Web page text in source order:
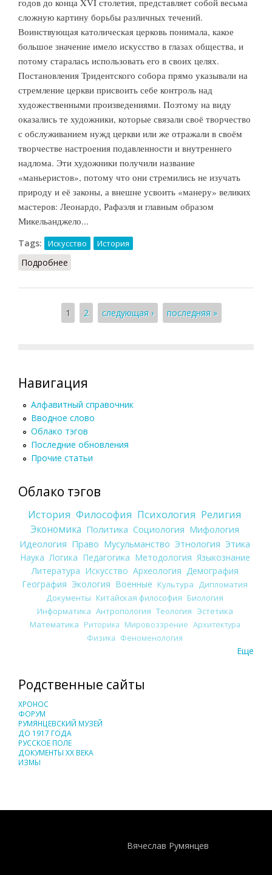
сложную картину борьбы различных течений.
Воинствующая католическая церковь понимала, какое
большое значение имело искусство в глазах общества, и
потому старалась использовать его в своих целях.
Постановления Тридентского собора прямо указывали на
стремление церкви присвоить себе контроль над
художественными произведениями. Поэтому на виду
оказались те художники, которые связали своё творчество
с обслуживанием нужд церкви или же отражали в своём
творчестве настроения подавленности и внутреннего
надлома. Эти художники получили название
«маньеристов», потому что они стремились не изучать
природу и её законы, а внешне усвоить «манеру» великих
мастеров: Леонардо, Рафаэля и главным образом
Микельанджело...
Tags: Искусство История
Подробнее
Страницы
1 2 следующая › последняя »
Навигация
Алфавитный справочник
Вводное слово
Облако тэгов
Последние обновления
Прочие статьи
Облако тэгов
История Философия Психология Религия
Экономика Политика Социология Мифология
Идеология Право Мусульманство Этнология Этика
Наука Логика Педагогика Методология Языкознание
Литература Искусство Археология Демография
География Экология Военные Культура
Дипломатия
Документы Китайская философия Биология
Информатика Антропология Теология Эстетика
Математика Риторика Мировоззрение Архитектура
Физика Феноменология
Еще
Родственные сайты
ХРОНОС
ФОРУМ
РУМЯНЦЕВСКИЙ МУЗЕЙ
ДО 1917 ГОДА
РУССКОЕ ПОЛЕ
ДОКУМЕНТЫ XX ВЕКА
ИЗМЫ
Вячеслав Румянцев